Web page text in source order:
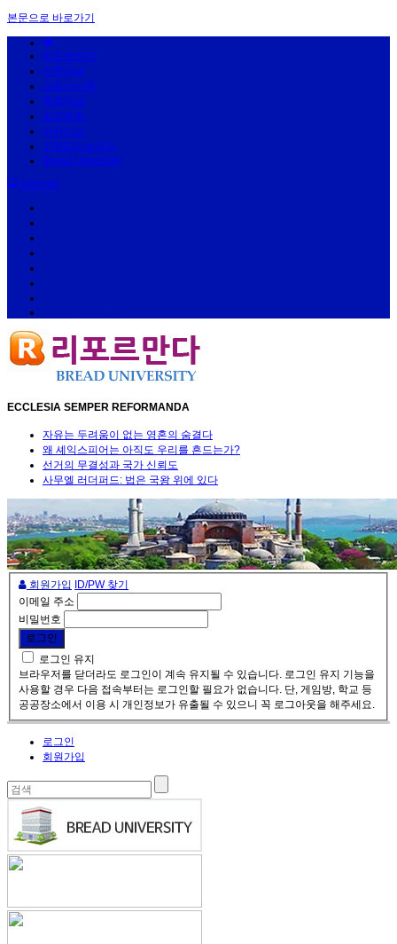
본문으로 바로가기
리포르만다
신학저널
교회사산책
목회저널
삶과문화
아카이브
신학라이브러리
Bread University
sitemap
ECCLESIA SEMPER REFORMANDA
자유는 두려움이 없는 영혼의 숨결다
왜 셰익스피어는 아직도 우리를 흔드는가?
선거의 무결성과 국가 신뢰도
사무엘 러더퍼드: 법은 국왕 위에 있다
회원가입
ID/PW 찾기
이메일 주소
비밀번호
로그인 유지
브라우저를 닫더라도 로그인이 계속 유지될 수 있습니다. 로그인 유지 기능을
사용할 경우 다음 접속부터는 로그인할 필요가 없습니다. 단, 게임방, 학교 등
공공장소에서 이용 시 개인정보가 유출될 수 있으니 꼭 로그아웃을 해주세요.
로그인
회원가입